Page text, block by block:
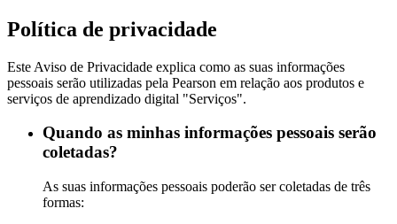
Política de privacidade
Este Aviso de Privacidade explica como as suas informações
pessoais serão utilizadas pela Pearson em relação aos produtos e
serviços de aprendizado digital "Serviços".
Quando as minhas informações pessoais serão
coletadas?
As suas informações pessoais poderão ser coletadas de três
formas: